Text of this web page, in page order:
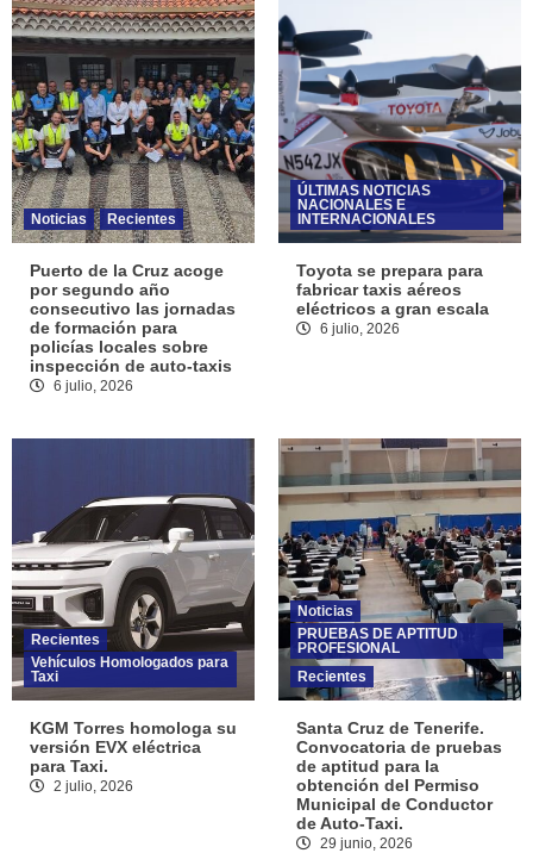
Noticias Recientes
Puerto de la Cruz acoge
por segundo año
consecutivo las jornadas
de formación para
policías locales sobre
inspección de auto-taxis
6 julio, 2026
ÚLTIMAS NOTICIAS
NACIONALES E
INTERNACIONALES
Toyota se prepara para
fabricar taxis aéreos
eléctricos a gran escala
6 julio, 2026
Recientes
Vehículos Homologados para
Taxi
KGM Torres homologa su
versión EVX eléctrica
para Taxi.
2 julio, 2026
Noticias
PRUEBAS DE APTITUD
PROFESIONAL
Recientes
Santa Cruz de Tenerife.
Convocatoria de pruebas
de aptitud para la
obtención del Permiso
Municipal de Conductor
de Auto-Taxi.
29 junio, 2026